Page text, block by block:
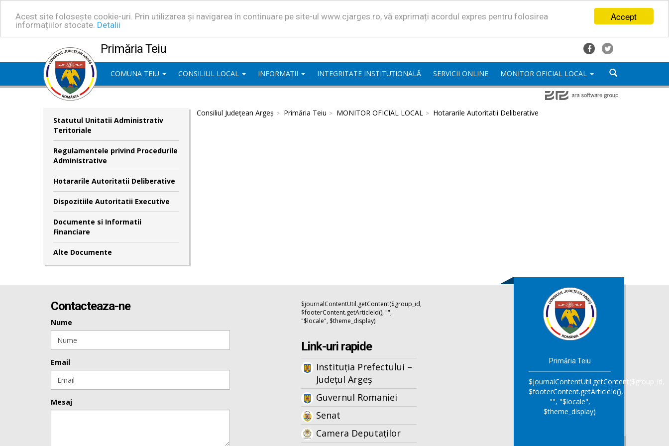
Accept
Acest site folosește cookie-uri. Prin utilizarea și navigarea în continuare pe site-ul www.cjarges.ro, vă exprimați acordul expres pentru folosirea
informațiilor stocate. Detalii
Primăria Teiu
COMUNA TEIU CONSILIUL LOCAL INFORMAȚII INTEGRITATE INSTITUȚIONALĂ SERVICII ONLINE MONITOR OFICIAL LOCAL
Statutul Unitatii Administrativ
Teritoriale
Regulamentele privind Procedurile
Administrative
Hotararile Autoritatii Deliberative
Dispozitiile Autoritatii Executive
Documente si Informatii
Financiare
Alte Documente
Consiliul Județean Argeș Primăria Teiu MONITOR OFICIAL LOCAL Hotararile Autoritatii Deliberative
Contacteaza-ne
Nume
Email
Mesaj
$journalContentUtil.getContent($group_id,
$footerContent.getArticleId(), "",
"$locale", $theme_display)
Link-uri rapide
Instituția Prefectului –
Județul Argeș
Guvernul Romaniei
Senat
Camera Deputaților
Primăria Teiu
$journalContentUtil.getContent($group_id,
$footerContent.getArticleId(),
"", "$locale",
$theme_display)